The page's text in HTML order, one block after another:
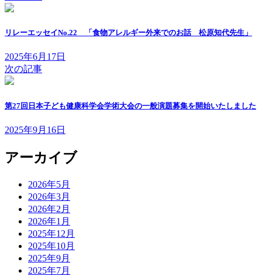
リレーエッセイNo.22 「食物アレルギー外来でのお話 松原知代先生」
2025年6月17日
次の記事
第27回日本子ども健康科学会学術大会の一般演題募集を開始いたしました
2025年9月16日
アーカイブ
2026年5月
2026年3月
2026年2月
2026年1月
2025年12月
2025年10月
2025年9月
2025年7月